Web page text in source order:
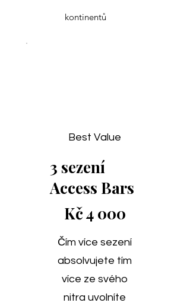
kontinentů
Best Value
3 sezení
Access Bars
Kč4 000
Čím více sezení
absolvujete tím
více ze svého
nitra uvolníte